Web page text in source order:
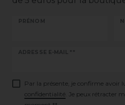
PRÉNOM
ADRESSE E-MAIL **
Par la présente, je confirme avoir
confidentialité . Je peux rétracter